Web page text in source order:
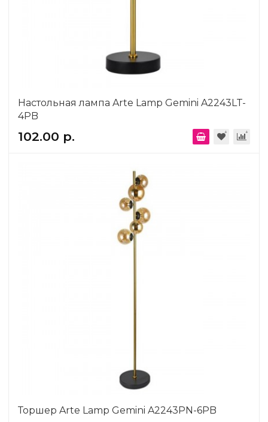
Настольная лампа Arte Lamp Gemini A2243LT-
4PB
102.00 р.
Торшер Arte Lamp Gemini A2243PN-6PB